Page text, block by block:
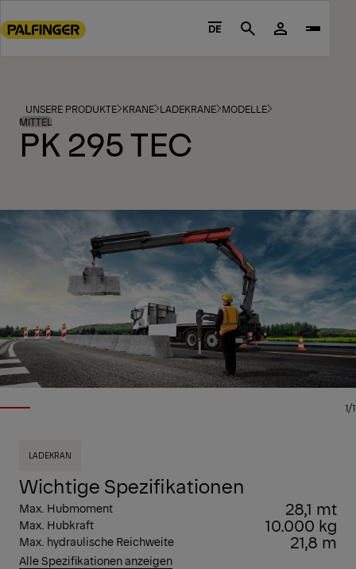
to
footer
content
DE Search
UNSERE PRODUKTE KRANE LADEKRANE MODELLE
MITTEL
PK 295 TEC
1/1
LADEKRAN
Wichtige Spezifikationen
Max. Hubmoment 28,1 mt
Max. Hubkraft 10.000 kg
Max. hydraulische Reichweite 21,8 m
Alle Spezifikationen anzeigen